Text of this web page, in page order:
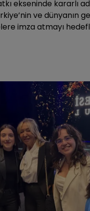
ekseninde kararlı
ve dünyanın
imza atmayı